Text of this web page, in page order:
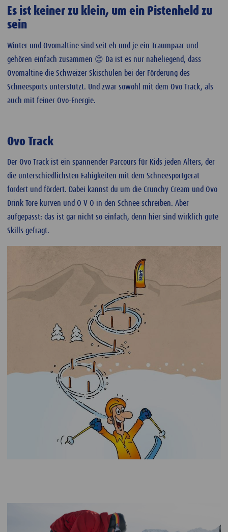
Es ist keiner zu klein, um ein Pistenheld zu
sein
Winter und Ovomaltine sind seit eh und je ein Traumpaar und
gehören einfach zusammen 😊 Da ist es nur naheliegend, dass
Ovomaltine die Schweizer Skischulen bei der Förderung des
Schneesports unterstützt. Und zwar sowohl mit dem Ovo Track, als
auch mit feiner Ovo-Energie.
Ovo Track
Der Ovo Track ist ein spannender Parcours für Kids jeden Alters, der
die unterschiedlichsten Fähigkeiten mit dem Schneesportgerät
fordert und fördert. Dabei kannst du um die Crunchy Cream und Ovo
Drink Tore kurven und O V O in den Schnee schreiben. Aber
aufgepasst: das ist gar nicht so einfach, denn hier sind wirklich gute
Skills gefragt.